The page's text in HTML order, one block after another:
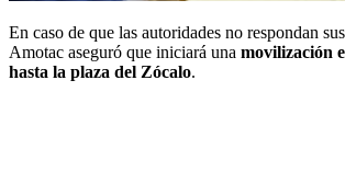
En caso de que las autoridades no respondan
Amotac aseguró que iniciará una movilización
hasta la plaza del Zócalo.